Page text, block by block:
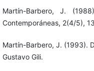
Martín-Barbero, J.
Contemporáneas, 2(4/5),
Martín-Barbero, J. (1993).
Gustavo Gili.